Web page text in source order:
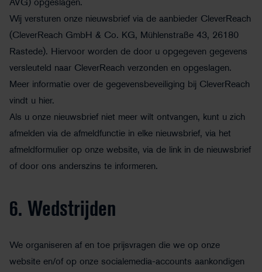
AVG) opgeslagen.
Wij versturen onze nieuwsbrief via de aanbieder CleverReach
(CleverReach GmbH & Co. KG, Mühlenstraße 43, 26180
Rastede). Hiervoor worden de door u opgegeven gegevens
versleuteld naar CleverReach verzonden en opgeslagen.
Meer informatie over de gegevensbeveiliging bij CleverReach
vindt u hier.
Als u onze nieuwsbrief niet meer wilt ontvangen, kunt u zich
afmelden via de afmeldfunctie in elke nieuwsbrief, via het
afmeldformulier op onze website, via de link in de nieuwsbrief
of door ons anderszins te informeren.
6. Wedstrijden
We organiseren af en toe prijsvragen die we op onze
website en/of op onze socialemedia-accounts aankondigen